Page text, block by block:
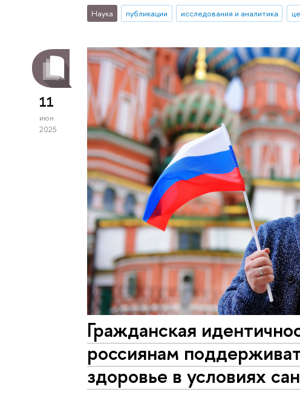
Наука публикации исследования и аналитика
11
июн
2025
Гражданская
россиянам
здоровье в условиях